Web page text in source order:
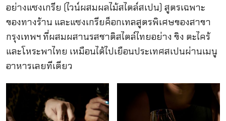
อย่างแซงเกรีย (ไวน์ผสมผลไม้สไตล์สเปน) สูตรเฉพาะ
ของทางร้าน และแซงเกรียค็อกเทลสูตรพิเศษของสาขา
กรุงเทพฯ ที่ผสมผสานรสชาติสไตล์ไทยอย่าง ขิง ตะไคร้
และโหระพาไทย เหมือนได้ไปเยือนประเทศสเปนผ่านเมนู
อาหารเลยทีเดียว